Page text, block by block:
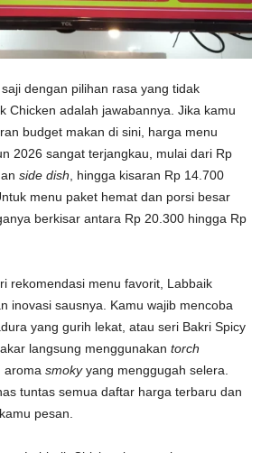
dengan pilihan rasa yang tidak
Chicken adalah jawabannya. Jika kamu
budget makan di sini, harga menu
2026 sangat terjangkau, mulai dari Rp
side dish , hingga kisaran Rp 14.700
menu paket hemat dan porsi besar
berkisar antara Rp 20.300 hingga Rp
rekomendasi menu favorit, Labbaik
inovasi sausnya. Kamu wajib mencoba
yang gurih lekat, atau seri Bakri Spicy
langsung menggunakan torch
aroma smokyyang menggugah selera.
tuntas semua daftar harga terbaru dan
pesan.